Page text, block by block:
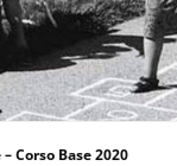
Corso Base 2020